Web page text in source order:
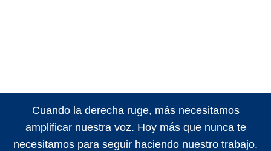
Cuando la derecha ruge, más necesitamos
amplificar nuestra voz. Hoy más que nunca te
necesitamos para seguir haciendo nuestro trabajo.